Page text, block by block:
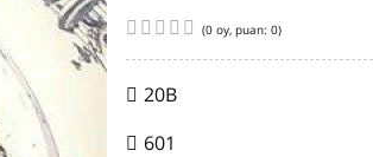
(0 oy, puan: 0)
20B
601